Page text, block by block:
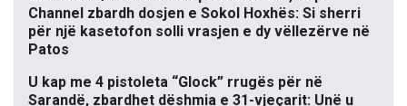
Channel zbardh dosjen e Sokol Hoxhës: Si sherri
për një kasetofon solli vrasjen e dy vëllezërve në
Patos
U kap me 4 pistoleta “Glock” rrugës për në
Sarandë, zbardhet dëshmia e 31-vjeçarit: Unë u